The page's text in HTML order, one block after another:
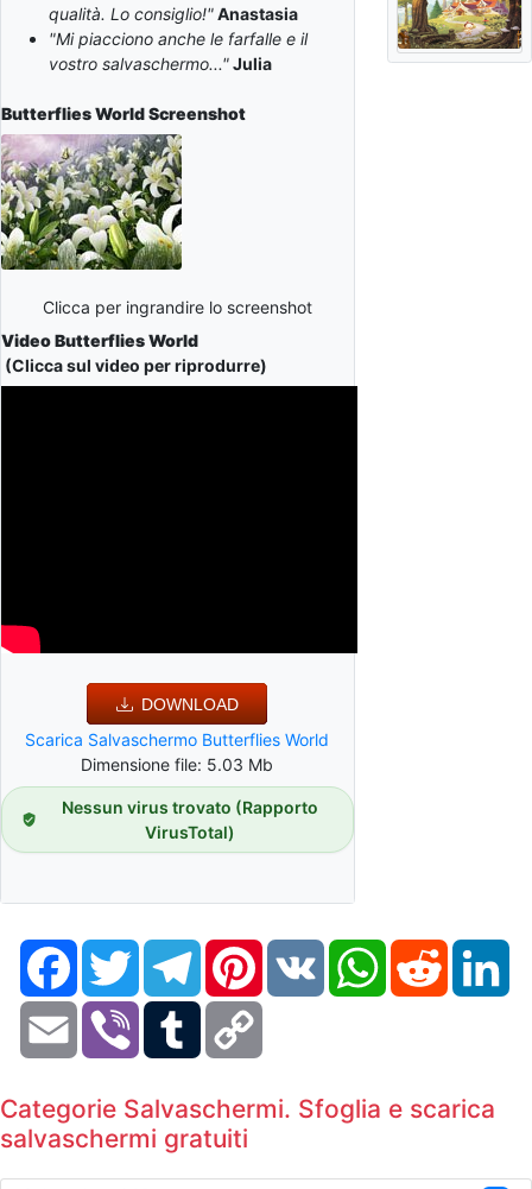
qualità. Lo consiglio!"Anastasia
"Mi piacciono anche le farfalle e il
vostro salvaschermo..."Julia
Butterflies WorldScreenshot
Clicca per ingrandire lo screenshot
Video Butterflies World
(Clicca sul video per riprodurre)
DOWNLOAD
Scarica Salvaschermo Butterflies World
Dimensione file: 5.03 Mb
Nessun virus trovato (Rapporto
VirusTotal)
FacebookTwitter TelegramPinterestVK WhatsAppReddit
Email Viber Tumblr
Categorie Salvaschermi. Sfoglia e scarica
salvaschermi gratuiti